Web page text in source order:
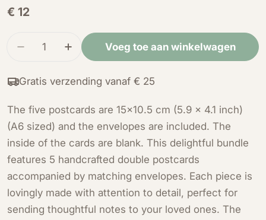
Normale
€ 12
Hoeveelheid
Verminder de hoeveelheid voor Bundle of 5
Verhoog de hoeveelheid voor Bundle
Voeg toe aan winkelwagen
Gratis verzending vanaf € 25
The five postcards are 15x10.5 cm (5.9 x 4.1 inch)
(A6 sized) and the envelopes are included. The
inside of the cards are blank. This delightful bundle
features 5 handcrafted double postcards
accompanied by matching envelopes. Each piece is
lovingly made with attention to detail, perfect for
sending thoughtful notes to your loved ones. The